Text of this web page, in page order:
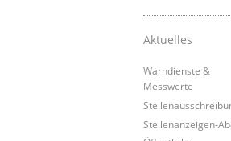
Aktuelles
Warndienste &
Messwerte
Stellenanzeigen-